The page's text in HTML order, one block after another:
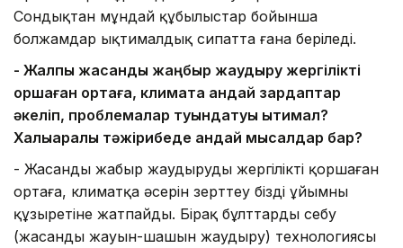
Сондықтан мұндай құбылыстар бойынша
болжамдар ықтималдық сипатта ғана беріледі.
- Жалпы жасанды жаңбыр жаудыру жергілікті
қоршаған ортаға, климатқа қандай зардаптар
әкеліп, проблемалар туындатуы ықтимал?
Халықаралық тәжірибеде қандай мысалдар бар?
- Жасанды жаңбыр жаудырудың жергілікті қоршаған
ортаға, климатқа әсерін зерттеу біздің ұйымның
құзыретіне жатпайды. Бірақ бұлттарды себу
(жасанды жауын-шашын жаудыру) технологиясы